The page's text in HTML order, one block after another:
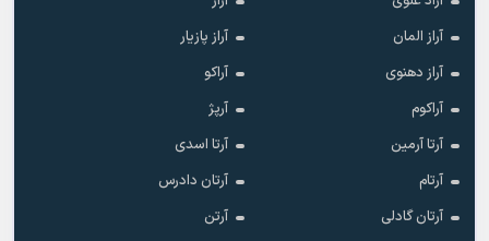
آراز المان
آراز پازیار
آراز دهنوی
آراکو
آراکوم
آرپژ
آرتا آرمین
آرتا اسدی
آرتام
آرتان دادرس
آرتان گادلی
آرتن